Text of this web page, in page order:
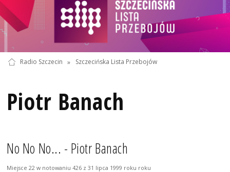
Radio Szczecin » Szczecińska Lista Przebojów
Piotr Banach
No No No... - Piotr Banach
Miejsce 22 w notowaniu 426 z 31 lipca 1999 roku roku